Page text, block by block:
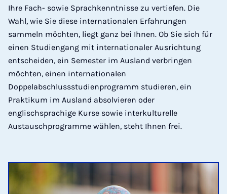
Ihre Fach- sowie Sprachkenntnisse zu vertiefen. Die
Wahl, wie Sie diese internationalen Erfahrungen
sammeln möchten, liegt ganz bei Ihnen. Ob Sie sich für
einen Studiengang mit internationaler Ausrichtung
entscheiden, ein Semester im Ausland verbringen
möchten, einen internationalen
Doppelabschlussstudienprogramm studieren, ein
Praktikum im Ausland absolvieren oder
englischsprachige Kurse sowie interkulturelle
Austauschprogramme wählen, steht Ihnen frei.